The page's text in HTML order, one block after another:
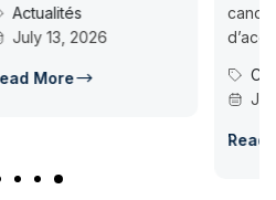
candidatures au concours
d’accès en L1 pour...
Concours Post-Bac